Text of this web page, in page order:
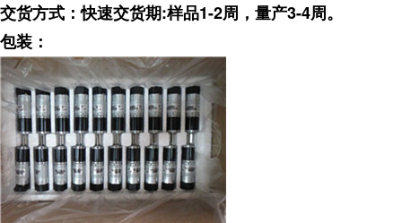
交货方式：快速交货期:样品1-2周，量产3-4周。
包装：